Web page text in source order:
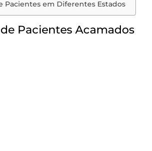
Pacientes em Diferentes Estados
Pacientes Acamados